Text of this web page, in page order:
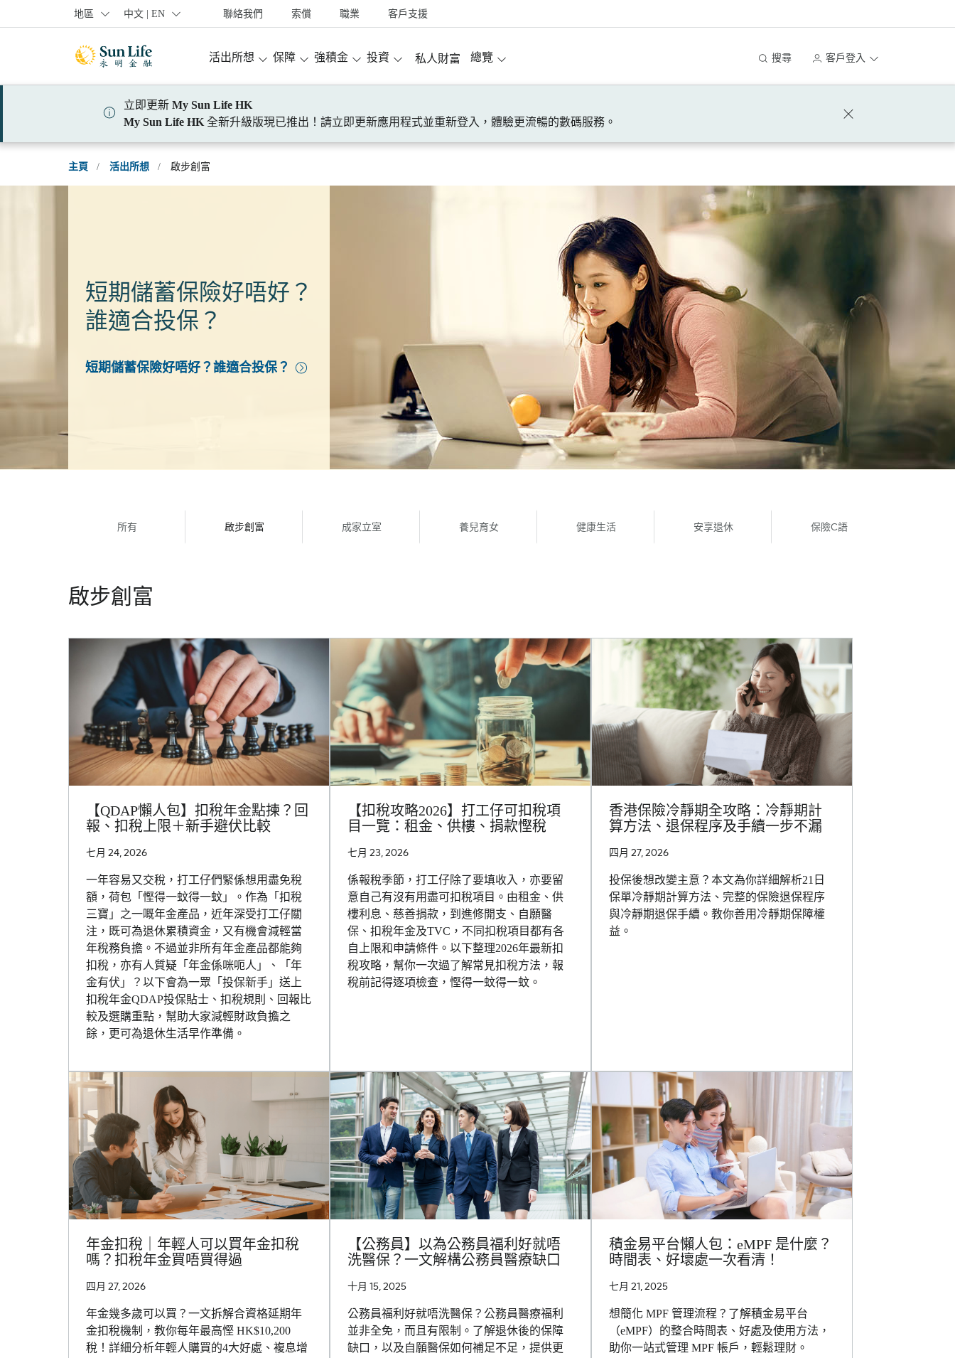
跳到登入頁面
跳到主要內容
跳到頁腳
地區 中文 | EN 聯絡我們 索償 職業 客戶支援
活出所想 保障 強積金 投資 私人財富 總覽 搜尋 客戶登入
立即更新 My Sun Life HK
My Sun Life HK 全新升級版現已推出！請立即更新應用程式並重新登入，體驗更流暢的數碼服務。
主頁 / 活出所想 / 啟步創富
短期儲蓄保險好唔好？
誰適合投保？
短期儲蓄保險好唔好？誰適合投保？
所有 啟步創富 成家立室 養兒育女 健康生活 安享退休 保險C語
啟步創富
【QDAP懶人包】扣稅年金點揀？回
報、扣稅上限＋新手避伏比較
七月 24, 2026
一年容易又交稅，打工仔們緊係想用盡免稅
額，荷包「慳得一蚊得一蚊」。作為「扣稅
三寶」之一嘅年金產品，近年深受打工仔關
注，既可為退休累積資金，又有機會減輕當
年稅務負擔。不過並非所有年金產品都能夠
扣稅，亦有人質疑「年金係咪呃人」、「年
金有伏」？以下會為一眾「投保新手」送上
扣稅年金QDAP投保貼士、扣稅規則、回報比
較及選購重點，幫助大家減輕財政負擔之
餘，更可為退休生活早作準備。
【扣稅攻略2026】打工仔可扣稅項
目一覽：租金、供樓、捐款慳稅
七月 23, 2026
係報稅季節，打工仔除了要填收入，亦要留
意自己有沒有用盡可扣稅項目。由租金、供
樓利息、慈善捐款，到進修開支、自願醫
保、扣稅年金及TVC，不同扣稅項目都有各
自上限和申請條件。以下整理2026年最新扣
稅攻略，幫你一次過了解常見扣稅方法，報
稅前記得逐項檢查，慳得一蚊得一蚊。
香港保險冷靜期全攻略：冷靜期計
算方法、退保程序及手續一步不漏
四月 27, 2026
投保後想改變主意？本文為你詳細解析21日
保單冷靜期計算方法、完整的保險退保程序
與冷靜期退保手續。教你善用冷靜期保障權
益。
年金扣稅｜年輕人可以買年金扣稅
嗎？扣稅年金買唔買得過
四月 27, 2026
年金幾多歲可以買？一文拆解合資格延期年
金扣稅機制，教你每年最高慳 HK$10,200
稅！詳細分析年輕人購買的4大好處、複息增
【公務員】以為公務員福利好就唔
洗醫保？一文解構公務員醫療缺口
十月 15, 2025
公務員福利好就唔洗醫保？公務員醫療福利
並非全免，而且有限制。了解退休後的保障
缺口，以及自願醫保如何補足不足，提供更
積金易平台懶人包：eMPF 是什麼？
時間表、好壞處一次看清！
七月 21, 2025
想簡化 MPF 管理流程？了解積金易平台
（eMPF）的整合時間表、好處及使用方法，
助你一站式管理 MPF 帳戶，輕鬆理財。